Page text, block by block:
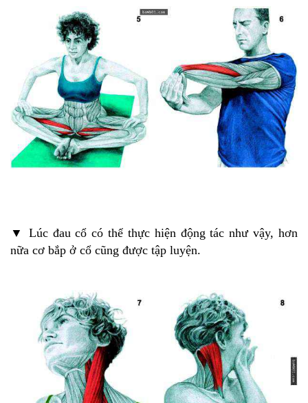
▼ Lúc đau cổ có thể thực hiện động tác như vậy, hơn
nữa cơ bắp ở cổ cũng được tập luyện.